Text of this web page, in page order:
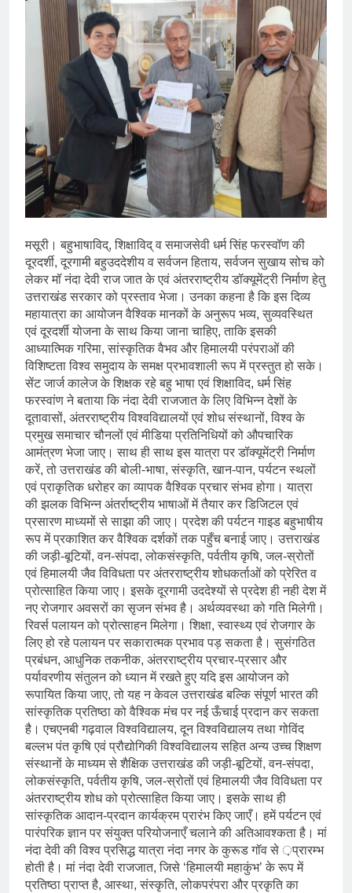
मसूरी। बहुभाषाविद्, शिक्षाविद् व समाजसेवी धर्म सिंह फरस्वॉण की
दूरदर्शी, दूरगामी बहुउददेशीय व सर्वजन हिताय, सर्वजन सुखाय सोच को
लेकर मॉ नंदा देवी राज जात के एवं अंतरराष्ट्रीय डॉक्यूमेंट्री निर्माण हेतु
उत्तराखंड सरकार को प्रस्ताव भेजा। उनका कहना है कि इस दिव्य
महायात्रा का आयोजन वैश्विक मानकों के अनुरूप भव्य, सुव्यवस्थित
एवं दूरदर्शी योजना के साथ किया जाना चाहिए, ताकि इसकी
आध्यात्मिक गरिमा, सांस्कृतिक वैभव और हिमालयी परंपराओं की
विशिष्टता विश्व समुदाय के समक्ष प्रभावशाली रूप में प्रस्तुत हो सके।
सेंट जार्ज कालेज के शिक्षक रहे बहु भाषा एवं शिक्षाविद, धर्म सिंह
फरस्वांण ने बताया कि नंदा देवी राजजात के लिए विभिन्न देशों के
दूतावासों, अंतरराष्ट्रीय विश्वविद्यालयों एवं शोध संस्थानों, विश्व के
प्रमुख समाचार चौनलों एवं मीडिया प्रतिनिधियों को औपचारिक
आमंत्रण भेजा जाए। साथ ही साथ इस यात्रा पर डॉक्यूमेंट्री निर्माण
करें, तो उत्तराखंड की बोली-भाषा, संस्कृति, खान-पान, पर्यटन स्थलों
एवं प्राकृतिक धरोहर का व्यापक वैश्विक प्रचार संभव होगा। यात्रा
की झलक विभिन्न अंतर्राष्ट्रीय भाषाओं में तैयार कर डिजिटल एवं
प्रसारण माध्यमों से साझा की जाए। प्रदेश की पर्यटन गाइड बहुभाषीय
रूप में प्रकाशित कर वैश्विक दर्शकों तक पहुँच बनाई जाए। उत्तराखंड
की जड़ी-बूटियों, वन-संपदा, लोकसंस्कृति, पर्वतीय कृषि, जल-स्रोतों
एवं हिमालयी जैव विविधता पर अंतरराष्ट्रीय शोधकर्ताओं को प्रेरित व
प्रोत्साहित किया जाए। इसके दूरगामी उददेश्यों से प्रदेश ही नही देश में
नए रोजगार अवसरों का सृजन संभव है। अर्थव्यवस्था को गति मिलेगी।
रिवर्स पलायन को प्रोत्साहन मिलेगा। शिक्षा, स्वास्थ्य एवं रोजगार के
लिए हो रहे पलायन पर सकारात्मक प्रभाव पड़ सकता है। सुसंगठित
प्रबंधन, आधुनिक तकनीक, अंतरराष्ट्रीय प्रचार-प्रसार और
पर्यावरणीय संतुलन को ध्यान में रखते हुए यदि इस आयोजन को
रूपायित किया जाए, तो यह न केवल उत्तराखंड बल्कि संपूर्ण भारत की
सांस्कृतिक प्रतिष्ठा को वैश्विक मंच पर नई ऊँचाई प्रदान कर सकता
है। एचएनबी गढ़वाल विश्वविद्यालय, दून विश्वविद्यालय तथा गोविंद
बल्लभ पंत कृषि एवं प्रौद्योगिकी विश्वविद्यालय सहित अन्य उच्च शिक्षण
संस्थानों के माध्यम से शैक्षिक उत्तराखंड की जड़ी-बूटियों, वन-संपदा,
लोकसंस्कृति, पर्वतीय कृषि, जल-स्रोतों एवं हिमालयी जैव विविधता पर
अंतरराष्ट्रीय शोध को प्रोत्साहित किया जाए। इसके साथ ही
सांस्कृतिक आदान-प्रदान कार्यक्रम प्रारंभ किए जाएँ। हमें पर्यटन एवं
पारंपरिक ज्ञान पर संयुक्त परियोजनाएँ चलाने की अतिआवश्कता है। मां
नंदा देवी की विश्व प्रसिद्ध यात्रा नंदा नगर के कुरूड गॉव से ़प्रारम्भ
होती है। मां नंदा देवी राजजात, जिसे ‘हिमालयी महाकुंभ’ के रूप में
प्रतिष्ठा प्राप्त है, आस्था, संस्कृति, लोकपरंपरा और प्रकृति का